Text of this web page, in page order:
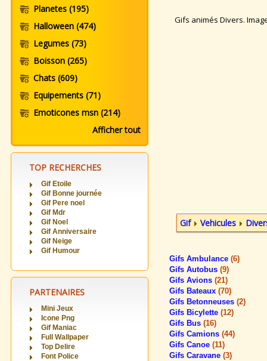
Planetes (195)
Halloween (474)
Legumes (73)
Boisson (265)
Chats (609)
Equipements (71)
Emoticones msn (214)
Afficher tout
TOP RECHERCHES
Gif Etoile
Gif Bonne journée
Gif Pere noel
Gif Mdr
Gif Noel
Gif Anniversaire
Gif Neige
Gif Humour
PARTENAIRES
Mini Jeux
Icone Png
Gif Maniac
Full Wallpaper
Top Delire
Font Police
Gifs animés Divers.
Gif Vehicules
Gifs Ambulance (6)
Gifs Autobus (9)
Gifs Avions (21)
Gifs Bateaux (70)
Gifs Betonneuses (2)
Gifs Bicylette (12)
Gifs Bus (16)
Gifs Camions (44)
Gifs Canoe (11)
Gifs Caravane (3)